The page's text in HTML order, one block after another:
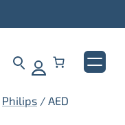
Philips / AED